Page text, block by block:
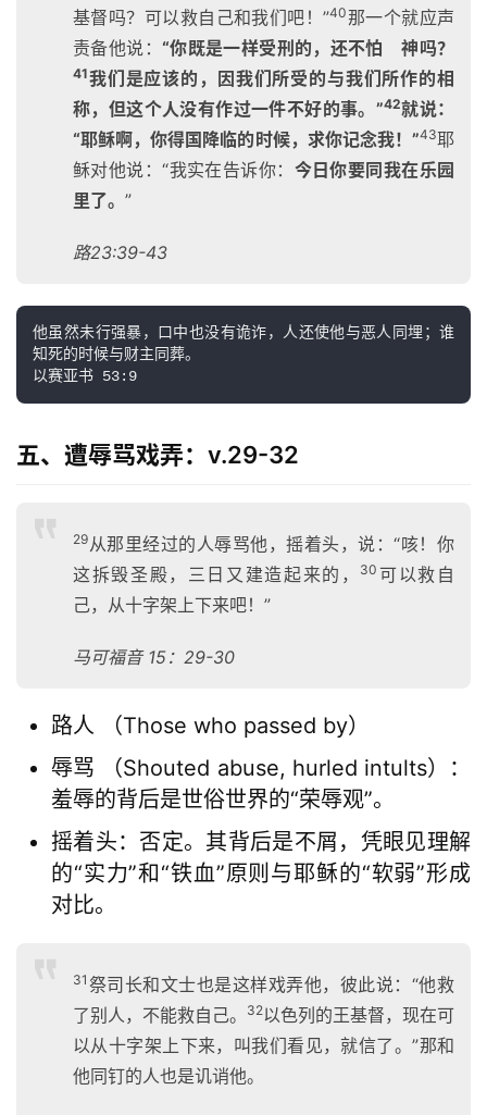
基督吗？可以救自己和我们吧！”40那一个就应声
责备他说： “你既是一样受刑的，还不怕 神吗？
41我们是应该的，因我们所受的与我们所作的相
称，但这个人没有作过一件不好的事。”42就说：
“耶稣啊，你得国降临的时候，求你记念我！”43耶
稣对他说：“我实在告诉你： 今日你要同我在乐园
里了。 ”
路23:39-43
他虽然未行强暴，口中也没有诡诈，人还使他与恶人同埋；谁
知死的时候与财主同葬。
以赛亚书 53:9
五、遭辱骂戏弄：v.29-32
29从那里经过的人辱骂他，摇着头，说：“咳！你
这拆毁圣殿，三日又建造起来的，
30 可以救自
己，从十字架上下来吧！”
马可福音 15：29-30
路人 （Those who passed by）
辱骂 （Shouted abuse, hurled intults）：
羞辱的背后是世俗世界的“荣辱观”。
摇着头：否定。其背后是不屑，凭眼见理解
的“实力”和“铁血”原则与耶稣的“软弱”形成
对比。
31 祭司长和文士也是这样戏弄他，彼此说：“他救
了别人，不能救自己。
32以色列的王基督，现在可
以从十字架上下来，叫我们看见，就信了。”那和
他同钉的人也是讥诮他。